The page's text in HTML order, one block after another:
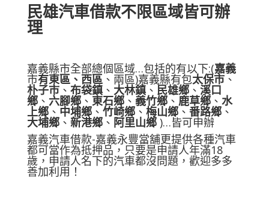
民雄汽車借款不限區域皆可辦
理
嘉義縣市全部總個區域…包括的有以下:(嘉義
市有東區、西區、兩區)嘉義縣有包太保市、
朴子市、 布袋鎮、 大林鎮、 民雄鄉、 溪口
鄉、 六腳鄉、 東石鄉、 義竹鄉、 鹿草鄉、 水
上鄉、 中埔鄉、 竹崎鄉、 梅山鄉、 番路鄉、
大埔鄉、 新港鄉、 阿里山鄉)…皆可申辦
嘉義汽車借款-嘉義永豐當舖更提供各種汽車
都可當作為抵押品，只要是申請人年滿18
歲，申請人名下的汽車都沒問題，歡迎多多
善加利用！